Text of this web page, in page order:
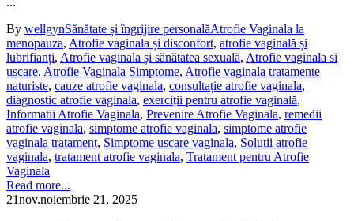
By wellgynSănătate și îngrijire personalăAtrofie Vaginala la
menopauza, Atrofie vaginala și disconfort, atrofie vaginală și
lubrifianți, Atrofie vaginala și sănătatea sexuală, Atrofie vaginala si
uscare, Atrofie Vaginala Simptome, Atrofie vaginala tratamente
naturiste, cauze atrofie vaginala, consultație atrofie vaginala,
diagnostic atrofie vaginala, exerciții pentru atrofie vaginală,
Informatii Atrofie Vaginala, Prevenire Atrofie Vaginala, remedii
atrofie vaginala, simptome atrofie vaginala, simptome atrofie
vaginala tratament, Simptome uscare vaginala, Solutii atrofie
vaginala, tratament atrofie vaginala, Tratament pentru Atrofie
Vaginala
Read more...
21nov.noiembrie 21, 2025